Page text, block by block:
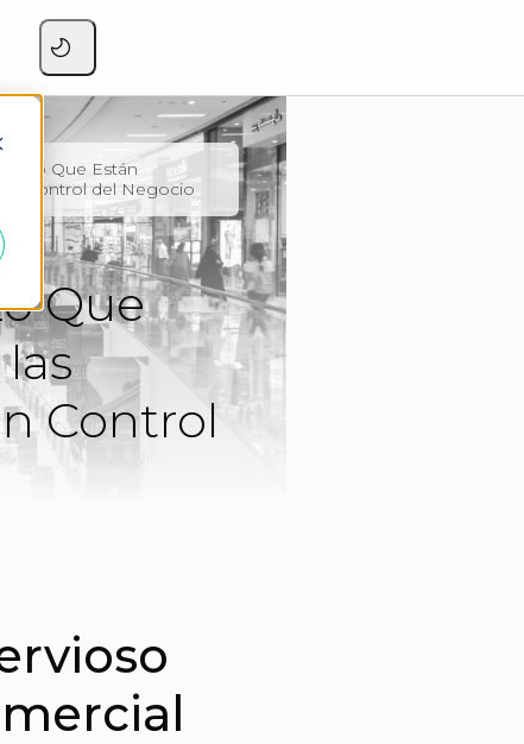
Lo Que Están
Control del Negocio
Que
Control